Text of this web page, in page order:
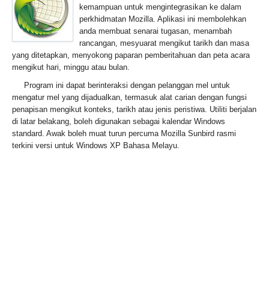
kemampuan untuk mengintegrasikan ke dalam
perkhidmatan Mozilla. Aplikasi ini membolehkan
anda membuat senarai tugasan, menambah
rancangan, mesyuarat mengikut tarikh dan masa
yang ditetapkan, menyokong paparan pemberitahuan dan peta acara
mengikut hari, minggu atau bulan.
Program ini dapat berinteraksi dengan pelanggan mel untuk
mengatur mel yang dijadualkan, termasuk alat carian dengan fungsi
penapisan mengikut konteks, tarikh atau jenis peristiwa. Utiliti berjalan
di latar belakang, boleh digunakan sebagai kalendar Windows
standard. Awak boleh muat turun percuma Mozilla Sunbird rasmi
terkini versi untuk Windows XP Bahasa Melayu.